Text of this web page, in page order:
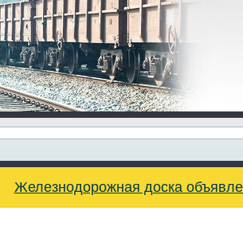
Железнодорожная доска